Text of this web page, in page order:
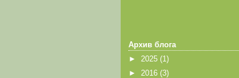
Архив блога
► 2025 (1)
► 2016 (3)